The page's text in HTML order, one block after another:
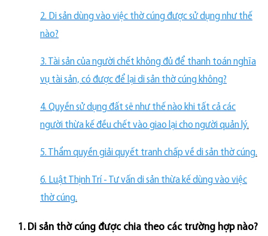
2. Di sản dùng vào việc thờ cúng được sử dụng như thế
nào?
3. Tài sản của người chết không đủ để thanh toán nghĩa
vụ tài sản, có được để lại di sản thờ cúng không?
4. Quyền sử dụng đất sẽ như thế nào khi tất cả các
người thừa kế đều chết vào giao lại cho người quản lý.
5. Thẩm quyền giải quyết tranh chấp về di sản thờ cúng.
6. Luật Thịnh Trí - Tư vấn di sản thừa kế dùng vào việc
thờ cúng.
1. Di sản thờ cúng được chia theo các trường hợp nào?